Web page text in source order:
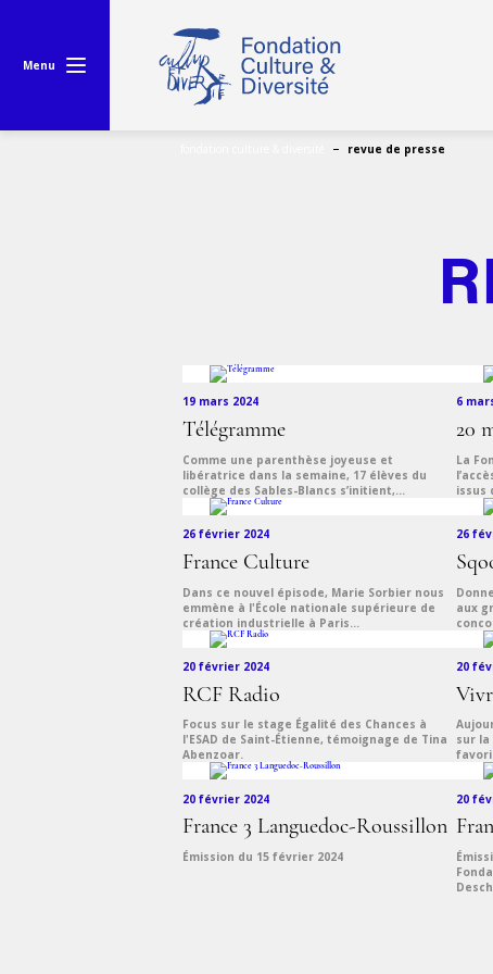
Menu
revue de presse
19 mars 2024
Télégramme
Comme une parenthèse joyeuse et
libératrice dans la semaine, 17 élèves du
collège des Sables-Blancs s’initient,...
6
20
La
issus
26 février 2024
France Culture
Dans ce nouvel épisode, Marie Sorbier nous
emmène à l'École nationale supérieure de
création industrielle à Paris...
26
aux
20 février 2024
RCF Radio
Focus sur le stage Égalité des Chances à
l'ESAD de Saint-Étienne, témoignage de Tina
Abenzoar.
20
sur
20 février 2024
France 3 Languedoc-Roussillon
Émission du 15 février 2024
20